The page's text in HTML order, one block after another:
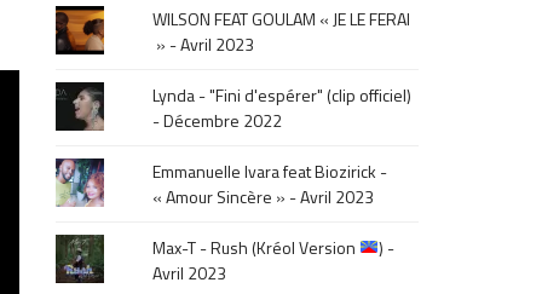
WILSON FEAT GOULAM « JE LE FERAI
» - Avril 2023
Lynda - "Fini d'espérer" (clip officiel)
- Décembre 2022
Emmanuelle Ivara feat Biozirick -
« Amour Sincère » - Avril 2023
Max-T - Rush (Kréol Version
) -
Avril 2023